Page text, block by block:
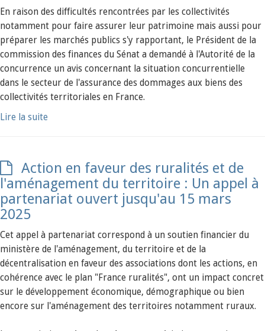
En raison des difficultés rencontrées par les collectivités
notamment pour faire assurer leur patrimoine mais aussi pour
préparer les marchés publics s'y rapportant, le Président de la
commission des finances du Sénat a demandé à l'Autorité de la
concurrence un avis concernant la situation concurrentielle
dans le secteur de l'assurance des dommages aux biens des
collectivités territoriales en France.
Lire la suite
Action en faveur des ruralités et de
l'aménagement du territoire : Un appel à
partenariat ouvert jusqu'au 15 mars
2025
Cet appel à partenariat correspond à un soutien financier du
ministère de l'aménagement, du territoire et de la
décentralisation en faveur des associations dont les actions, en
cohérence avec le plan "France ruralités", ont un impact concret
sur le développement économique, démographique ou bien
encore sur l'aménagement des territoires notamment ruraux.